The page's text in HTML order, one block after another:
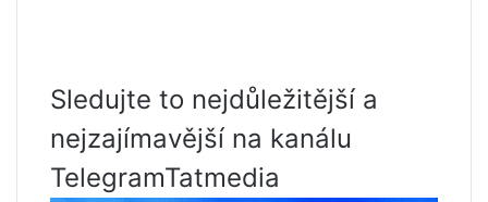
Sledujte to nejdůležitější a
nejzajímavější na kanálu
TelegramTatmedia